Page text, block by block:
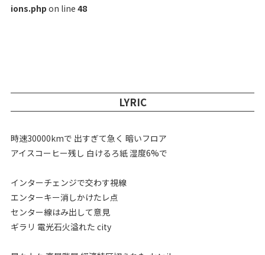
ions.php on line 48
LYRIC
時速30000kmで 出すぎて急く 暗いフロア
アイスコーヒー残し 白けるろ紙 湿度6%で
インターチェンジで交わす視線
エンターキー消しかけたレ点
センター線はみ出して意見
ギラリ 電光石火溢れた city